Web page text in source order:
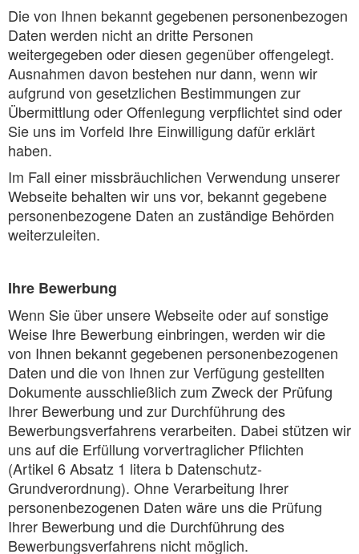
Die von Ihnen bekannt gegebenen personenbezogen
Daten werden nicht an dritte Personen
weitergegeben oder diesen gegenüber offengelegt.
Ausnahmen davon bestehen nur dann, wenn wir
aufgrund von gesetzlichen Bestimmungen zur
Übermittlung oder Offenlegung verpflichtet sind oder
Sie uns im Vorfeld Ihre Einwilligung dafür erklärt
haben.
Im Fall einer missbräuchlichen Verwendung unserer
Webseite behalten wir uns vor, bekannt gegebene
personenbezogene Daten an zuständige Behörden
weiterzuleiten.
Ihre Bewerbung
Wenn Sie über unsere Webseite oder auf sonstige
Weise Ihre Bewerbung einbringen, werden wir die
von Ihnen bekannt gegebenen personenbezogenen
Daten und die von Ihnen zur Verfügung gestellten
Dokumente ausschließlich zum Zweck der Prüfung
Ihrer Bewerbung und zur Durchführung des
Bewerbungsverfahrens verarbeiten. Dabei stützen wir
uns auf die Erfüllung vorvertraglicher Pflichten
(Artikel 6 Absatz 1 litera b Datenschutz-
Grundverordnung). Ohne Verarbeitung Ihrer
personenbezogenen Daten wäre uns die Prüfung
Ihrer Bewerbung und die Durchführung des
Bewerbungsverfahrens nicht möglich.